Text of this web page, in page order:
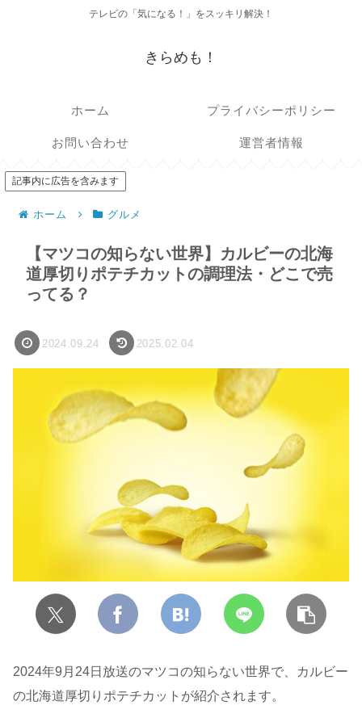
テレビの「気になる！」をスッキリ解決！
きらめも！
ホーム プライバシーポリシー
お問い合わせ 運営者情報
記事内に広告を含みます
ホーム グルメ
【マツコの知らない世界】カルビーの北海
道厚切りポテチカットの調理法・どこで売
ってる？
2024.09.24 2025.02.04
2024年9月24日放送のマツコの知らない世界で、カルビー
の北海道厚切りポテチカットが紹介されます。